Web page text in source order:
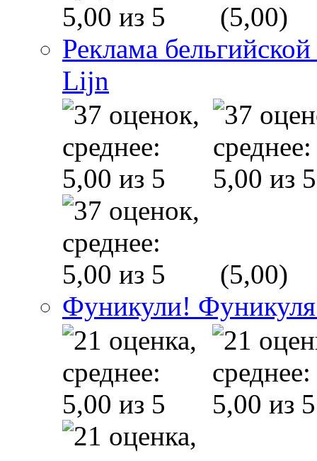
(5,00)
Реклама
Lijn
(5,00)
Фуникули!